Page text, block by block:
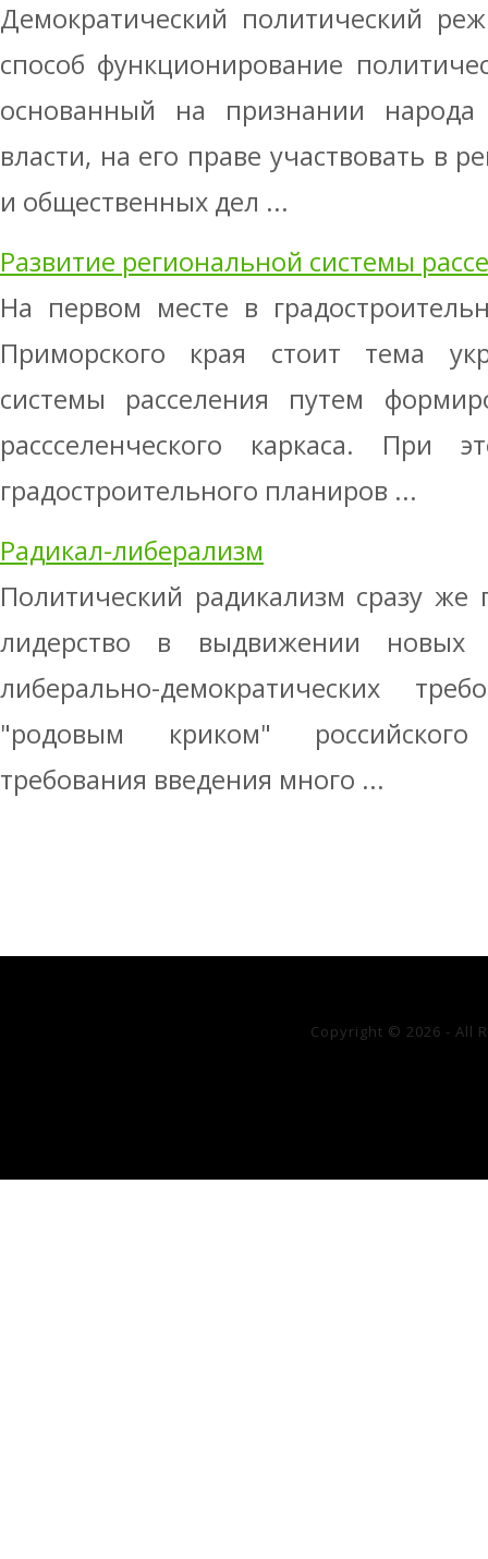
Демократический политический
способ функционирование
основанный на признании народа
власти, на его праве участвовать в
и общественных дел ...
Развитие региональной системы
На первом месте в
Приморского края стоит тема
системы расселения путем
рассселенческого каркаса. При
градостроительного планиров ...
Радикал-либерализм
Политический радикализм сразу же
лидерство в выдвижении
либерально-демократических
"родовым криком"
требования введения много ...
Copyright © 2026 - All